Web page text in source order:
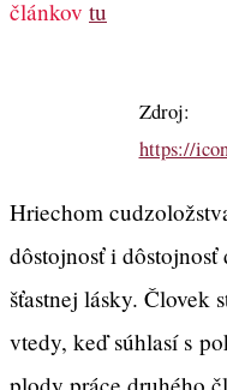
článkov tu
Zdroj:
https://
Hriechom
dôstojnosť i dôstojnosť
šťastnej lásky. Človek
vtedy, keď súhlasí s